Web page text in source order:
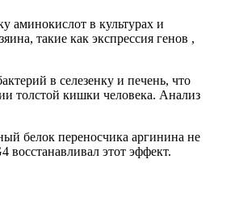
аминокислот в культурах и
такие как экспрессия генов ,
в селезенку и печень, что
толстой кишки человека. Анализ
белок переносчика аргинина не
этот эффект.